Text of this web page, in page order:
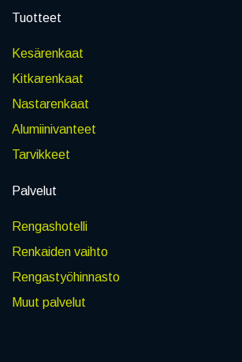
Tuotteet
Kesärenkaat
Kitkarenkaat
Nastarenkaat
Alumiinivanteet
Tarvikkeet
Palvelut
Rengashotelli
Renkaiden vaihto
Rengastyöhinnasto
Muut palvelut